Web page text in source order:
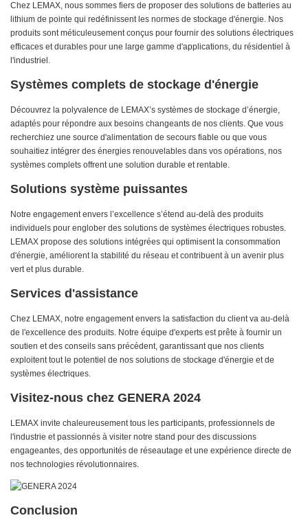
Chez LEMAX, nous sommes fiers de proposer des solutions de batteries au
lithium de pointe qui redéfinissent les normes de stockage d'énergie. Nos
produits sont méticuleusement conçus pour fournir des solutions électriques
efficaces et durables pour une large gamme d'applications, du résidentiel à
l'industriel.
Systèmes complets de stockage d'énergie
Découvrez la polyvalence de LEMAX’s systèmes de stockage d’énergie,
adaptés pour répondre aux besoins changeants de nos clients. Que vous
recherchiez une source d'alimentation de secours fiable ou que vous
souhaitiez intégrer des énergies renouvelables dans vos opérations, nos
systèmes complets offrent une solution durable et rentable.
Solutions système puissantes
Notre engagement envers l’excellence s’étend au-delà des produits
individuels pour englober des solutions de systèmes électriques robustes.
LEMAX propose des solutions intégrées qui optimisent la consommation
d'énergie, améliorent la stabilité du réseau et contribuent à un avenir plus
vert et plus durable.
Services d'assistance
Chez LEMAX, notre engagement envers la satisfaction du client va au-delà
de l'excellence des produits. Notre équipe d'experts est prête à fournir un
soutien et des conseils sans précédent, garantissant que nos clients
exploitent tout le potentiel de nos solutions de stockage d'énergie et de
systèmes électriques.
Visitez-nous chez GENERA 2024
LEMAX invite chaleureusement tous les participants, professionnels de
l'industrie et passionnés à visiter notre stand pour des discussions
engageantes, des opportunités de réseautage et une expérience directe de
nos technologies révolutionnaires.
Conclusion